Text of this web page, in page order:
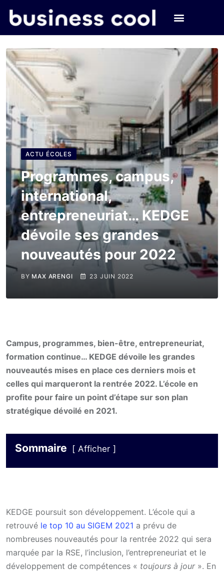
ACTU ÉCOLES
Programmes, campus,
international,
entrepreneuriat… KEDGE
dévoile ses grandes
nouveautés pour 2022
BY MAX ARENGI 23 JUIN 2022
Campus, programmes, bien-être, entrepreneuriat,
formation continue… KEDGE dévoile les grandes
nouveautés mises en place ces derniers mois et
celles qui marqueront la rentrée 2022. L’école en
profite pour faire un point d’étape sur son plan
stratégique dévoilé en 2021.
Sommaire Afficher
KEDGE poursuit son développement. L’école qui a
retrouvé le top 10 au SIGEM 2021 a prévu de
nombreuses nouveautés pour la rentrée 2022 qui sera
marquée par la RSE, l’inclusion, l’entrepreneuriat et le
développement de compétences « toujours à jour». En